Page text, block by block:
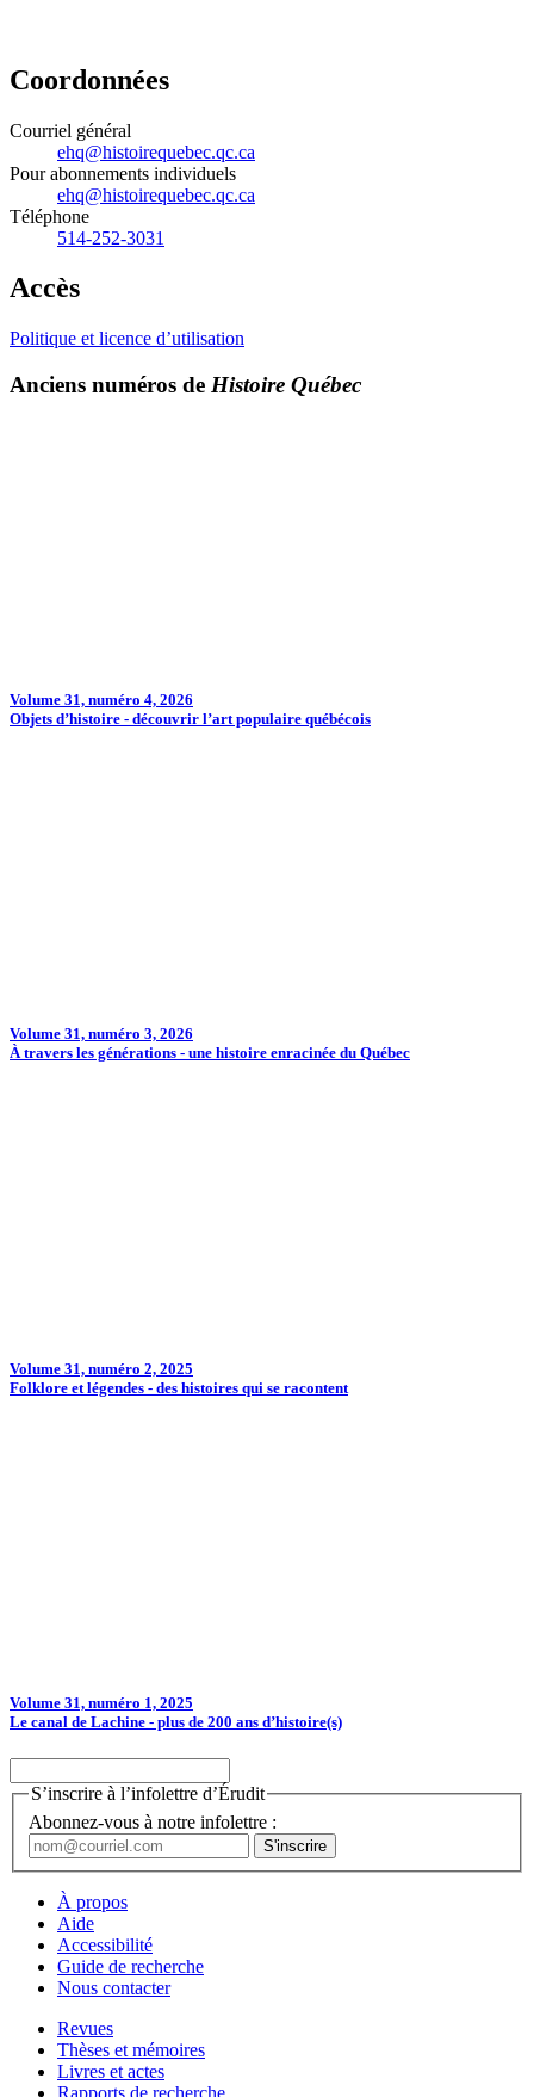
Coordonnées
Courriel général
ehq@histoirequebec.qc.ca
Pour abonnements individuels
ehq@histoirequebec.qc.ca
Téléphone
514-252-3031
Accès
Politique et licence d’utilisation
Anciens numéros de Histoire Québec
Volume 31, numéro 4, 2026
Objets d’histoire - découvrir l’art populaire québécois
Volume 31, numéro 3, 2026
À travers les générations - une histoire enracinée du Québec
Volume 31, numéro 2, 2025
Folklore et légendes - des histoires qui se racontent
Volume 31, numéro 1, 2025
Le canal de Lachine - plus de 200 ans d’histoire(s)
S’inscrire à l’infolettre d’Érudit
Abonnez-vous à notre infolettre :
À propos
Aide
Accessibilité
Guide de recherche
Nous contacter
Revues
Thèses et mémoires
Livres et actes
Rapports de recherche